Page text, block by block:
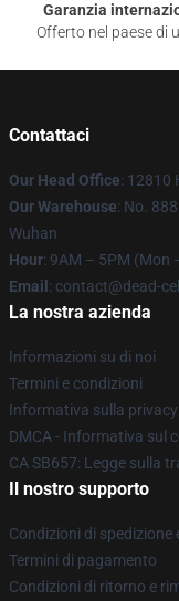
Garanzia
Offerto nel paese di
Contattaci
Our Head Office: 12810
Our Warehouse: No.
Wuhan
Hour: 9AM – 5PM (Mon
Email : contact@dead-
La nostra azienda
Informazioni su di noi
Termini e condizioni
Informativa sulla privacy
DMCA - Informativa sul
CA SB657: Legge sulla
Il nostro supporto
Condizioni di spedizione
Termini di pagamento
Condizioni di ritorno e